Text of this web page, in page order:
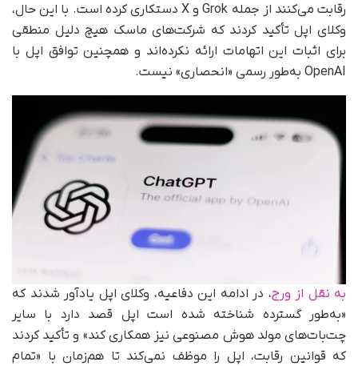
رقابت می‌کنند از جمله Grok و X دستکاری کرده است. با این حال،
وکلای اپل تأکید کردند که شرکت‌های ماسک هیچ دلیل منطقی
برای اثبات این اتهامات ارائه نکرده‌اند و همچنین توافق اپل با
OpenAI به‌طور رسمی «انحصاری» نیست.
به نقل از ورج، در ادامه این دفاعیه، وکلای اپل یادآور شدند که
«به‌طور گسترده شناخته شده است اپل قصد دارد با سایر
چت‌بات‌های مولد هوش مصنوعی نیز همکاری کند» و تأکید کردند
که قوانین رقابت، اپل را موظف نمی‌کند تا هم‌زمان با «تمام